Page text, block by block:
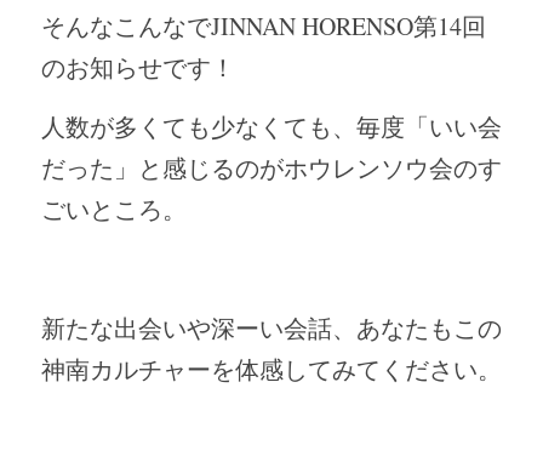
そんなこんなでJINNAN HORENSO第14回
のお知らせです！
人数が多くても少なくても、毎度「いい会
だった」と感じるのがホウレンソウ会のす
ごいところ。
新たな出会いや深ーい会話、あなたもこの
神南カルチャーを体感してみてください。